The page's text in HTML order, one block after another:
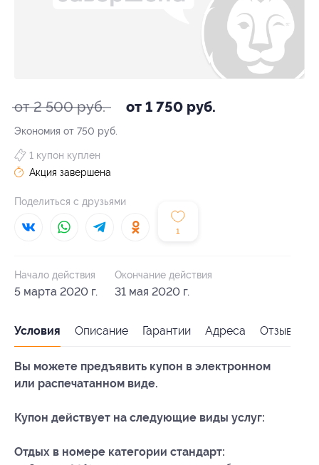
от 2 500 руб. от 1 750 руб.
Экономия от 750 руб.
1
1 купон куплен
Акция завершена
Поделиться с друзьями
Начало действия
5 марта 2020 г.
Окончание действия
31 мая 2020 г.
Условия Описание Гарантии Адреса Отзывы
Вы можете предъявить купон в электронном
или распечатанном виде.
Купон действует на следующие виды услуг:
Отдых в номере категории стандарт: